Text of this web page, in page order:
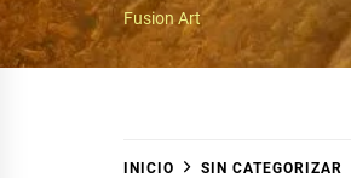
Fusion Art
INICIO SIN CATEGORIZAR